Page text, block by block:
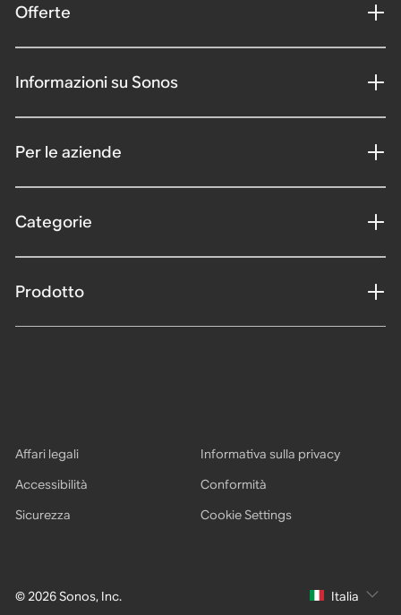
Offerte
Informazioni su Sonos
Per le aziende
Categorie
Prodotto
© 2026 Sonos, Inc.
Affari legali
Informativa sulla privacy
Accessibilità
Conformità
Sicurezza
Cookie Settings
Italia